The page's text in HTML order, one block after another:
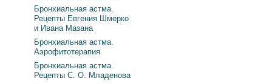
Бронхиальная астма.
Рецепты Евгения Шмерко
и Ивана Мазана
Бронхиальная астма.
Аэрофитотерапия
Бронхиальная астма.
Рецепты С. О. Младенова